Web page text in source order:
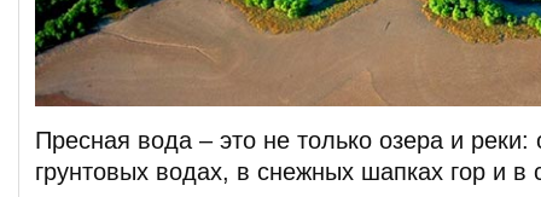
Пресная вода – это не только озера и реки:
грунтовых водах, в снежных шапках гор и в